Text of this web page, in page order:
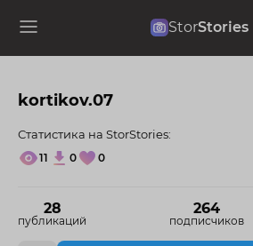
StorStories
kortikov.07
28
публикаций
264
подписчиков
Статистика на StorStories:
11 0 0